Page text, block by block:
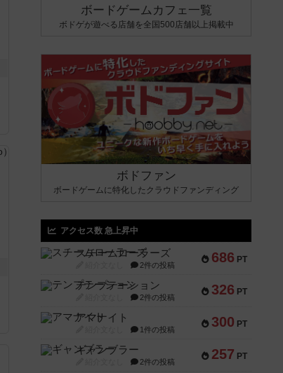
ボードゲームカフェ一覧
ボドゲが遊べる店舗を全国500店舗以上掲載中
ボドファン
ボードゲームに特化したクラウドファンディング
アクセス数 急上昇中
686 PT
スチームローラーズ
2件の投稿
326 PT
テンプテーション
2件の投稿
300 PT
アマナイト
1件の投稿
257 PT
ギャンブラー
2件の投稿